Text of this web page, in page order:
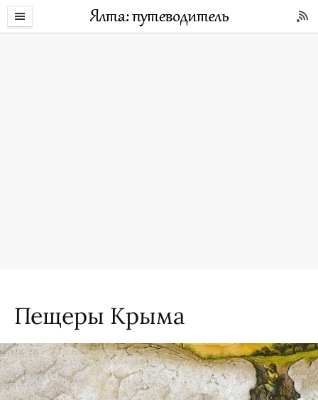
Пещеры Крыма